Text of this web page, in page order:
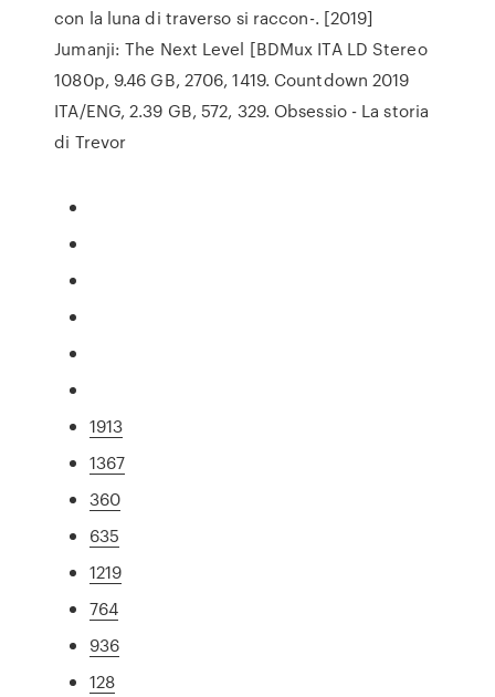
con la luna di traverso si raccon-. [2019]
Jumanji: The Next Level [BDMux ITA LD Stereo
1080p, 9.46 GB, 2706, 1419. Countdown 2019
ITA/ENG, 2.39 GB, 572, 329. Obsessio - La storia
di Trevor
1913
1367
360
635
1219
764
936
128